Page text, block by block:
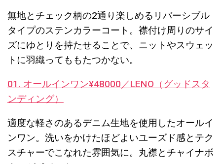
無地とチェック柄の2通り楽しめるリバーシブル
タイプのステンカラーコート。襟付け周りのサイ
ズにゆとりを持たせることで、ニットやスウェッ
トに羽織ってももたつかない。
01. オールインワン¥48000／LENO（グッドスタ
ンディング）
適度な軽さのあるデニム生地を使用したオールイ
ンワン。洗いをかけたほどよいユーズド感とテク
スチャーでこなれた雰囲気に。丸襟とチャイナボ